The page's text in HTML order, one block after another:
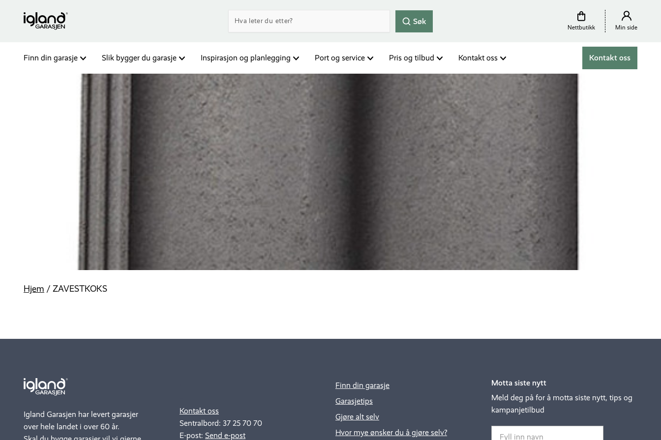
Søk
Nettbutikk Min side
Finn din garasje Slik bygger du garasje Inspirasjon og planlegging Port og service Pris og tilbud Kontakt oss Kontakt oss
Hjem / ZAVESTKOKS
Igland Garasjen har levert garasjer
over hele landet i over 60 år.
Kontakt oss
Sentralbord: 37 25 70 70
E-post: Send e-post
Finn din garasje
Garasjetips
Gjøre alt selv
Hvor mye ønsker du å gjøre selv?
Motta siste nytt
Meld deg på for å motta siste nytt, tips og
kampanjetilbud